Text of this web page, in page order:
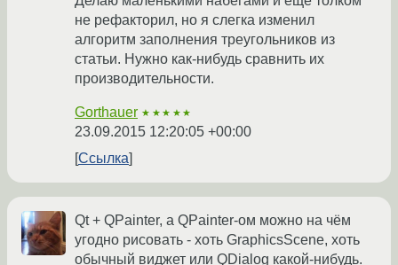
не рефакторил, но я слегка изменил
алгоритм заполнения треугольников из
статьи. Нужно как-нибудь сравнить их
производительности.
Gorthauer ★★★★★
23.09.2015 12:20:05 +00:00
Ссылка
Qt + QPainter, а QPainter-ом можно на чём
угодно рисовать - хоть GraphicsScene, хоть
обычный виджет или QDialog какой-нибудь.